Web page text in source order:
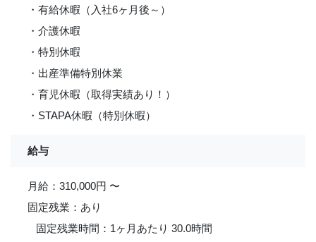
・有給休暇（入社6ヶ月後～）
・介護休暇
・特別休暇
・出産準備特別休業
・育児休暇（取得実績あり！）
・STAPA休暇（特別休暇）
給与
月給：310,000円 〜
固定残業：あり
固定残業時間：1ヶ月あたり 30.0時間